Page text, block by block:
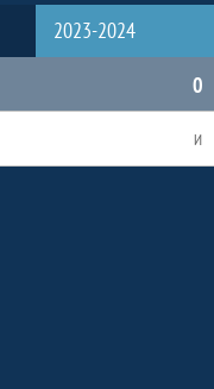
2023-2024
0
И